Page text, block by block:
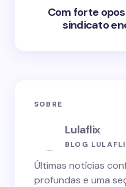
Com forte
sindicato
SOBRE
Lulaflix
BLOG
Últimas notícias
profundas e uma